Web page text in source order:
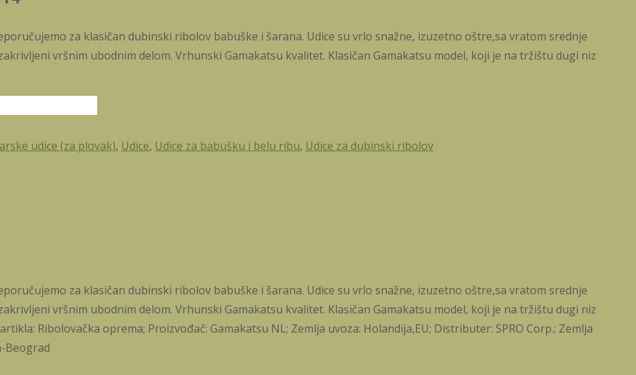
za klasičan dubinski ribolov babuške i šarana. Udice su vrlo snažne, izuzetno oštre,sa vratom srednje
vršnim ubodnim delom. Vrhunski Gamakatsu kvalitet. Klasičan Gamakatsu model, koji je na tržištu dugi niz
udice (za plovak), Udice, Udice za babušku i belu ribu, Udice za dubinski ribolov
za klasičan dubinski ribolov babuške i šarana. Udice su vrlo snažne, izuzetno oštre,sa vratom srednje
vršnim ubodnim delom. Vrhunski Gamakatsu kvalitet. Klasičan Gamakatsu model, koji je na tržištu dugi niz
Ribolovačka oprema; Proizvođač: Gamakatsu NL; Zemlja uvoza: Holandija,EU; Distributer: SPRO Corp.; Zemlja
Beograd